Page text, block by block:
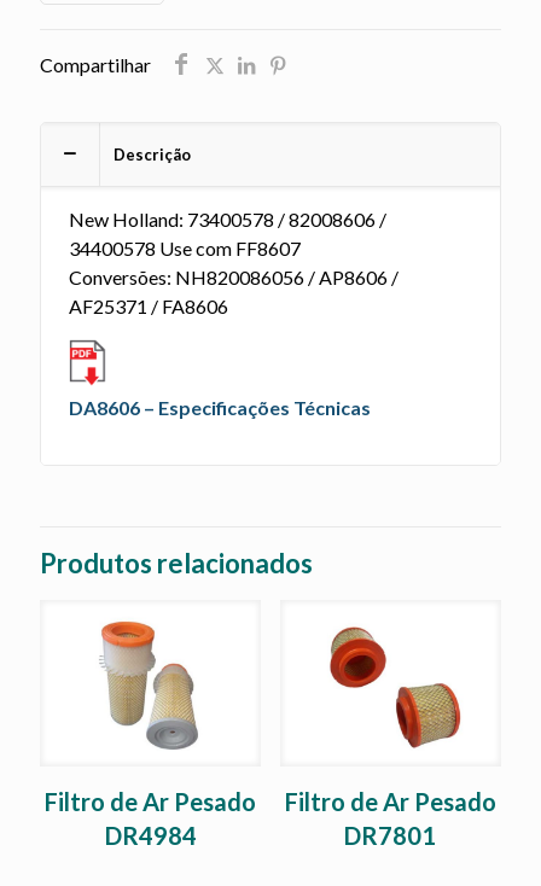
Compartilhar
Descrição
New Holland: 73400578 / 82008606 /
34400578 Use com FF8607
Conversões: NH820086056 / AP8606 /
AF25371 / FA8606
DA8606 – Especificações Técnicas
Produtos relacionados
Filtro de Ar Pesado
DR4984
Filtro de Ar Pesado
DR7801